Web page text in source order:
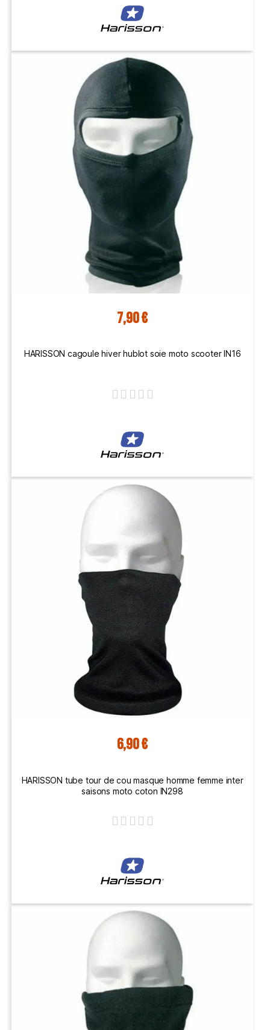
7,90 €
HARISSON cagoule hiver hublot soie moto scooter IN16
    
6,90 €
HARISSON tube tour de cou masque homme femme inter
saisons moto coton IN298
    